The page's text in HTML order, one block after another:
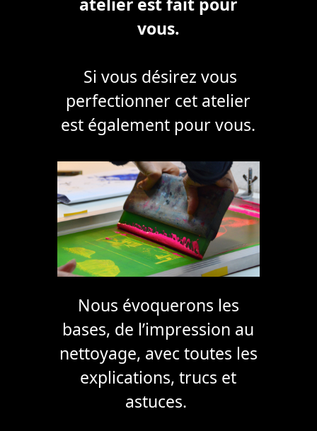
vous.
Si vous désirez vous
perfectionner cet atelier
est également pour vous.
Nous évoquerons les
bases, de l’impression au
nettoyage, avec toutes les
explications, trucs et
astuces.